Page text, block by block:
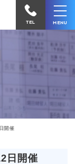
病
院
電
か
TEL MENU
開催
日開催